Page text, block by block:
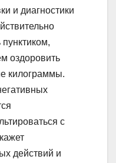
и диагностики
оздоровить
килограммы.
с
действий и